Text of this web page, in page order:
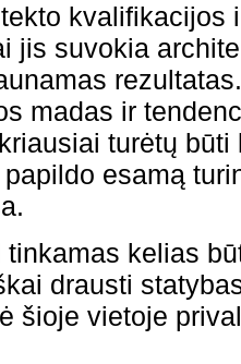
kvalifikacijos
jis suvokia
madas ir
turėtų
esamą
kelias
drausti
šioje vietoje